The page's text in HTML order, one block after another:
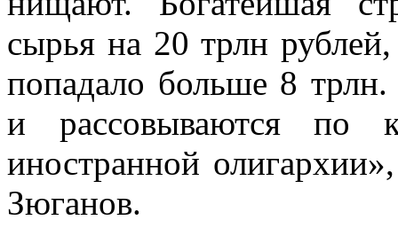
сырья на 20 трлн
попадало больше 8 трлн.
и рассовываются по
иностранной
Зюганов.